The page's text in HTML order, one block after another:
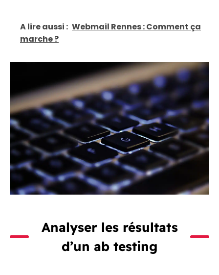
A lire aussi : Webmail Rennes : Comment ça
marche ?
Analyser les résultats
d’un ab testing